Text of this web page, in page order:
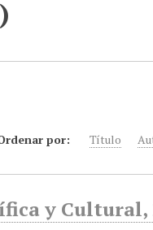
por: Título
y Cultural,